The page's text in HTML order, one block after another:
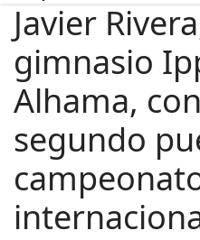
Javier
gimnasio
Alhama,
segundo